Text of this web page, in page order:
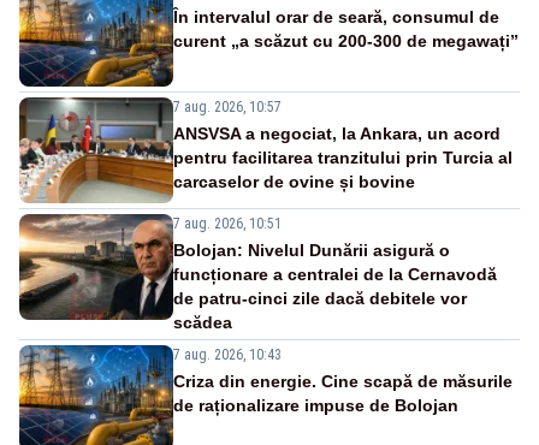
În intervalul orar de seară, consumul de
curent „a scăzut cu 200-300 de megawați”
7 aug. 2026, 10:57
ANSVSA a negociat, la Ankara, un acord
pentru facilitarea tranzitului prin Turcia al
carcaselor de ovine și bovine
7 aug. 2026, 10:51
Bolojan: Nivelul Dunării asigură o
funcționare a centralei de la Cernavodă
de patru-cinci zile dacă debitele vor
scădea
7 aug. 2026, 10:43
Criza din energie. Cine scapă de măsurile
de raționalizare impuse de Bolojan